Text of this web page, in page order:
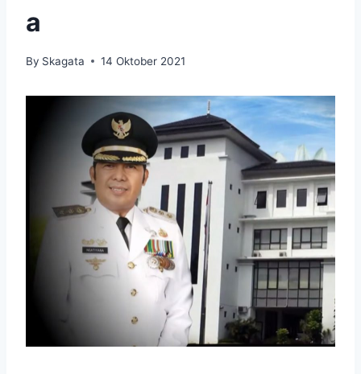
a
By Skagata 14 Oktober 2021